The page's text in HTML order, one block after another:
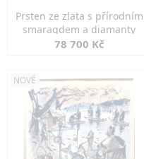
Prsten ze zlata s přírodním
smaragdem a diamanty
78 700 Kč
NOVÉ